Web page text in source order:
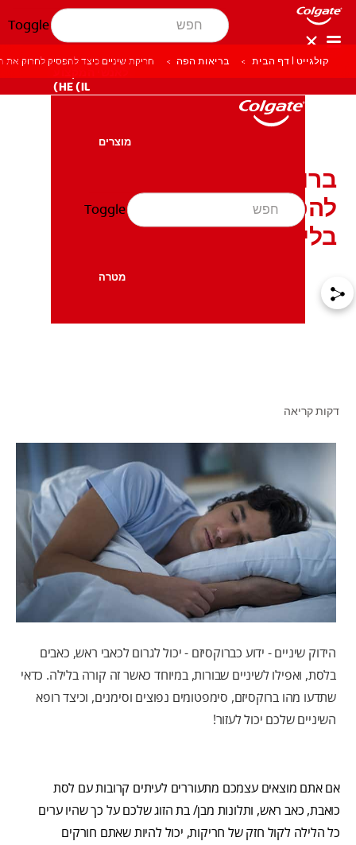
Toggle
HE (IL)
HE (IL)
מוצרים
בריאות הפה
מטרה
Toggle
קולגייט | דף הבית בריאות הפה חריקת שיניים כיצד להפסיק לחרוק את
ברוקסיזם בשינה: כיצד
להפסיק לחרוק את השיניים
בלילה!
דקות קריאה
הידוק שיניים - ידוע כברוקסיזם - יכול לגרום לכאבי ראש, כאבים
בלסת, ואפילו לשיניים שבורות, במיוחד כאשר זה קורה בלילה. כדאי
שתדעו מהו ברוקסיזם, סימפטומים נפוצים וסימנים, וכיצד רופא
השיניים שלכם יכול לעזור!
אם אתם מוצאים עצמכם מתעוררים לעיתים קרובות עם לסת
כואבת, כאב ראש, ותלונות מבן/ בת הזוג שלכם על כך שהיו ערים
כל הלילה לקול חזק של חריקות, יכול להיות שאתם חורקים